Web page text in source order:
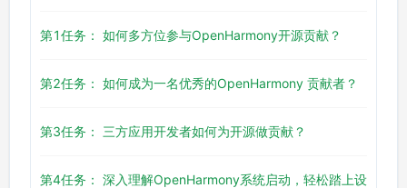
第1任务： 如何多方位参与OpenHarmony开源贡献？
第2任务： 如何成为一名优秀的OpenHarmony 贡献者？
第3任务： 三方应用开发者如何为开源做贡献？
第4任务： 深入理解OpenHarmony系统启动，轻松踏上设